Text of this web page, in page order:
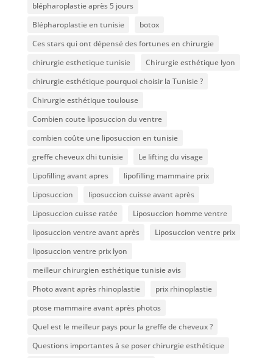
blépharoplastie après 5 jours
Blépharoplastie en tunisie
botox
Ces stars qui ont dépensé des fortunes en chirurgie
chirurgie esthetique tunisie
Chirurgie esthétique lyon
chirurgie esthétique pourquoi choisir la Tunisie ?
Chirurgie esthétique toulouse
Combien coute liposuccion du ventre​
combien coûte une liposuccion en tunisie
greffe cheveux dhi tunisie
Le lifting du visage
Lipofilling avant apres
lipofilling mammaire prix
Liposuccion
liposuccion cuisse avant après
Liposuccion cuisse ratée
Liposuccion homme ventre
liposuccion ventre avant après
Liposuccion ventre prix
liposuccion ventre prix lyon
meilleur chirurgien esthétique tunisie avis
Photo avant après rhinoplastie
prix rhinoplastie
ptose mammaire avant après photos
Quel est le meilleur pays pour la greffe de cheveux ?
Questions importantes à se poser chirurgie esthétique